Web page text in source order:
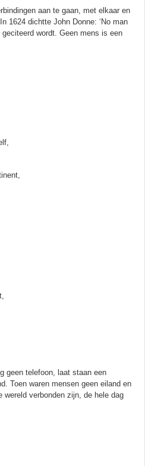
aan te gaan, met elkaar en
1624 dichtte John Donne: ‘No man
wordt. Geen mens is een
geen telefoon, laat staan een
Toen waren mensen geen eiland en
verbonden zijn, de hele dag